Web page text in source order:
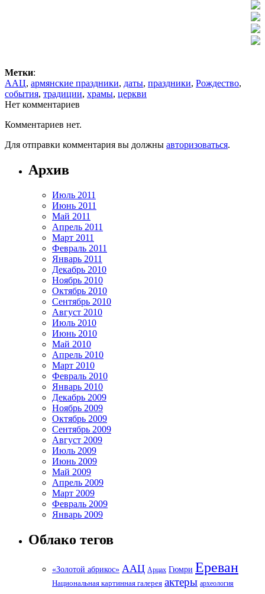
Метки:
ААЦ, армянские праздники, даты, праздники, Рождество,
события, традиции, храмы, церкви
Нет комментариев
Комментариев нет.
Для отправки комментария вы должны авторизоваться.
Архив
Июль 2011
Июнь 2011
Май 2011
Апрель 2011
Март 2011
Февраль 2011
Январь 2011
Декабрь 2010
Ноябрь 2010
Октябрь 2010
Сентябрь 2010
Август 2010
Июль 2010
Июнь 2010
Май 2010
Апрель 2010
Март 2010
Февраль 2010
Январь 2010
Декабрь 2009
Ноябрь 2009
Октябрь 2009
Сентябрь 2009
Август 2009
Июль 2009
Июнь 2009
Май 2009
Апрель 2009
Март 2009
Февраль 2009
Январь 2009
Облако тегов
«Золотой абрикос» ААЦ Арцах Гюмри Ереван
Национальная картинная галерея актеры археология